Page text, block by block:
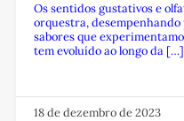
Os sentidos gustativos e
orquestra,
sabores que
tem evoluído ao longo da […]
18 de dezembro de 2023